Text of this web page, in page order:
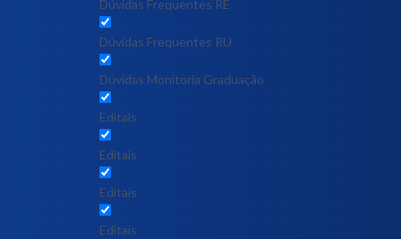
Dúvidas Frequentes RE
Dúvidas Frequentes RU
Dúvidas Monitoria Graduação
Editais
Editais
Editais
Editais